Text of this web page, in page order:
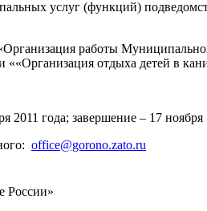
услуг (функций)
работы
отдыха детей в
2011 года; завершение – 17 ноября
office@gorono.zato.ru
России»